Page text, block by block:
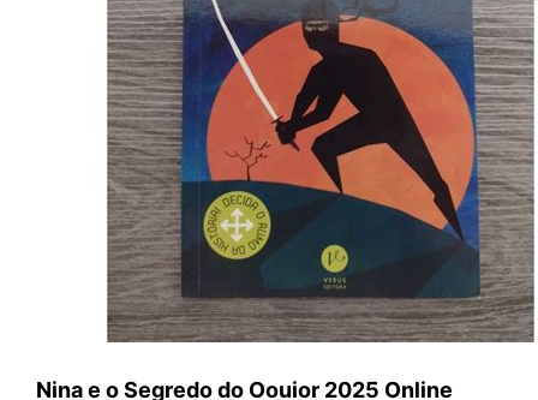
Nina e o Segredo do Oouior 2025 Online